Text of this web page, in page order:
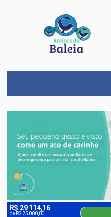
R$ 29 114,16
de R$ 25 000,00